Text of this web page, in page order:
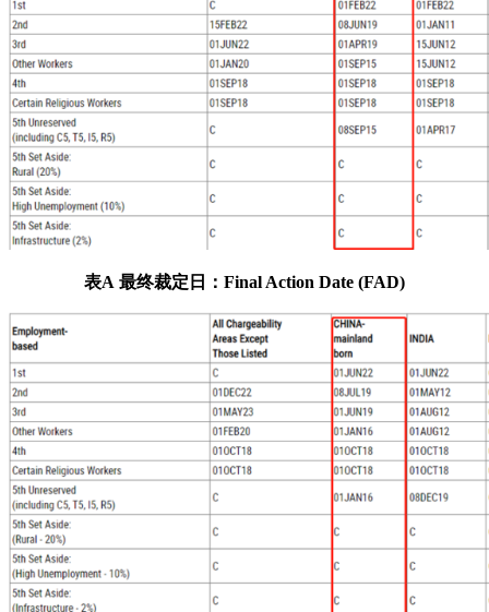
表A 最终裁定日：Final Action Date (FAD)